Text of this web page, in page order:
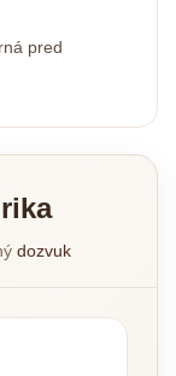
pred
dozvuk